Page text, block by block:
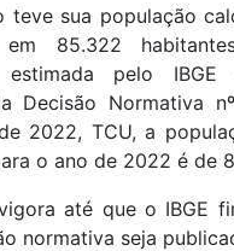
teve sua população
85.322
estimada pelo
Decisão Normativa
2022, TCU, a
o ano de 2022 é de
até que o IBGE
normativa seja